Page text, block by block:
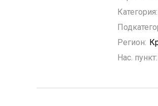
Категория:
Регион:
Нас. пункт: